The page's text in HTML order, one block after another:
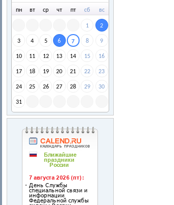
пн вт ср чт пт сб вс
1 2
3 4 5 6 7 8 9
10 11 12 13 14 15 16
17 18 19 20 21 22 23
24 25 26 27 28 29 30
31